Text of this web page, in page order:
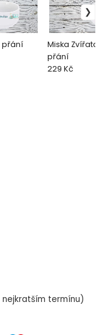
přání
Miska Zvířata
přání
229 Kč
nejkratším termínu)